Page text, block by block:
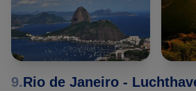
9.Rio de Janeiro -